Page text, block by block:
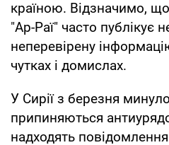
країною. Відзначимо,
"Ар-Раї" часто публікує
неперевірену
чутках і домислах.
У Сирії з березня
припиняються
надходять